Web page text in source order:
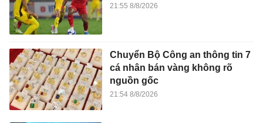
21:55 8/8/2026
Chuyển Bộ Công an thông tin 7
cá nhân bán vàng không rõ
nguồn gốc
21:54 8/8/2026